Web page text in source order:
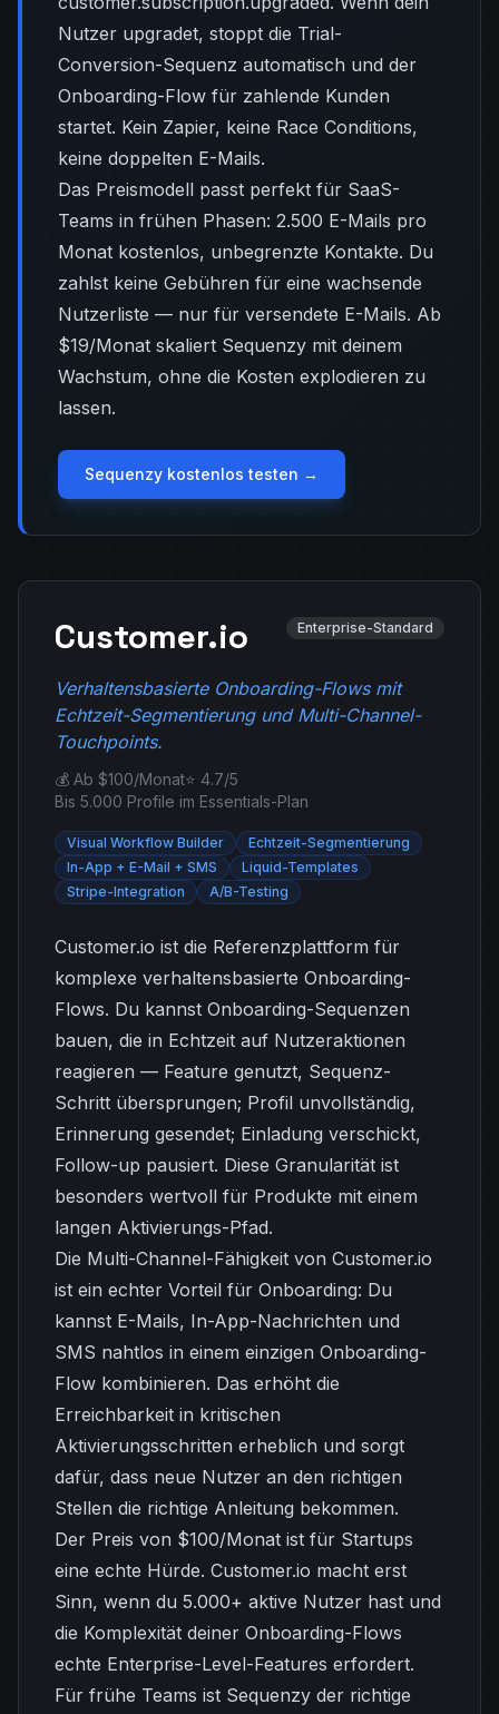
Nutzer upgradet, stoppt die Trial-
Conversion-Sequenz automatisch und der
Onboarding-Flow für zahlende Kunden
startet. Kein Zapier, keine Race Conditions,
keine doppelten E-Mails.
Das Preismodell passt perfekt für SaaS-
Teams in frühen Phasen: 2.500 E-Mails pro
Monat kostenlos, unbegrenzte Kontakte. Du
zahlst keine Gebühren für eine wachsende
Nutzerliste — nur für versendete E-Mails. Ab
$19/Monat skaliert Sequenzy mit deinem
Wachstum, ohne die Kosten explodieren zu
lassen.
Sequenzy kostenlos testen →
Customer.io Enterprise-Standard
Verhaltensbasierte Onboarding-Flows mit
Echtzeit-Segmentierung und Multi-Channel-
Touchpoints.
💰 Ab $100/Monat⭐ 4.7/5
Bis 5.000 Profile im Essentials-Plan
Visual Workflow Builder
Echtzeit-Segmentierung
In-App + E-Mail + SMS
Liquid-Templates
Stripe-Integration
A/B-Testing
Customer.io ist die Referenzplattform für
komplexe verhaltensbasierte Onboarding-
Flows. Du kannst Onboarding-Sequenzen
bauen, die in Echtzeit auf Nutzeraktionen
reagieren — Feature genutzt, Sequenz-
Schritt übersprungen; Profil unvollständig,
Erinnerung gesendet; Einladung verschickt,
Follow-up pausiert. Diese Granularität ist
besonders wertvoll für Produkte mit einem
langen Aktivierungs-Pfad.
Die Multi-Channel-Fähigkeit von Customer.io
ist ein echter Vorteil für Onboarding: Du
kannst E-Mails, In-App-Nachrichten und
SMS nahtlos in einem einzigen Onboarding-
Flow kombinieren. Das erhöht die
Erreichbarkeit in kritischen
Aktivierungsschritten erheblich und sorgt
dafür, dass neue Nutzer an den richtigen
Stellen die richtige Anleitung bekommen.
Der Preis von $100/Monat ist für Startups
eine echte Hürde. Customer.io macht erst
Sinn, wenn du 5.000+ aktive Nutzer hast und
die Komplexität deiner Onboarding-Flows
echte Enterprise-Level-Features erfordert.
Für frühe Teams ist Sequenzy der richtige